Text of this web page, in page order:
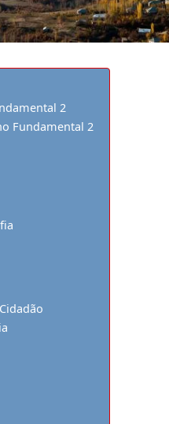
2
Fundamental 2